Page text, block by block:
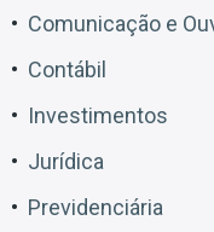
Comunicação e
Contábil
Investimentos
Jurídica
Previdenciária